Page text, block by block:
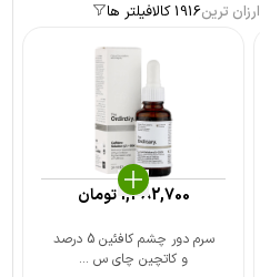
ارزان ترین1916 کالا فیلتر ها
سرم دور چشم کافئین 5 درصد
و کاتچین چای س ...
1,382,700تومان